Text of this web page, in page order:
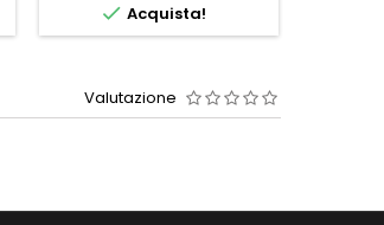
 Acquista!
Valutazione